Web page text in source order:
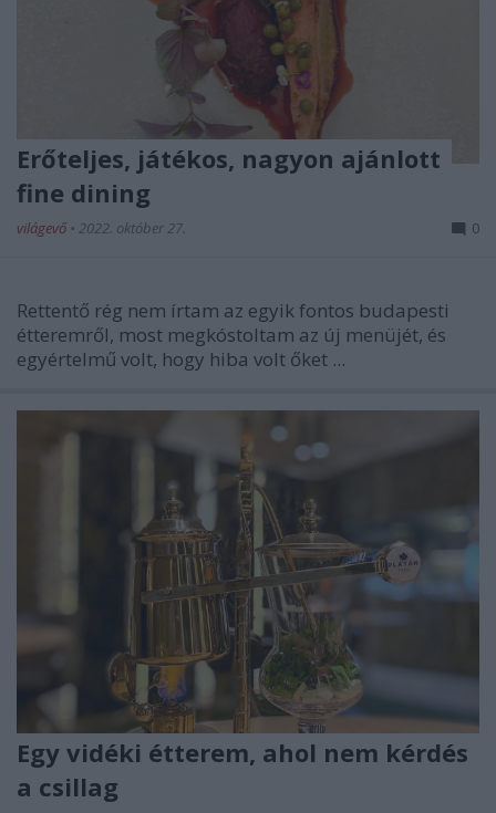
Erőteljes, játékos, nagyon ajánlott
fine dining
világevő • 2022. október 27. 0
Rettentő rég nem írtam az egyik fontos budapesti
étteremről, most megkóstoltam az új menüjét, és
egyértelmű volt, hogy hiba volt őket ...
Egy vidéki étterem, ahol nem kérdés
a csillag